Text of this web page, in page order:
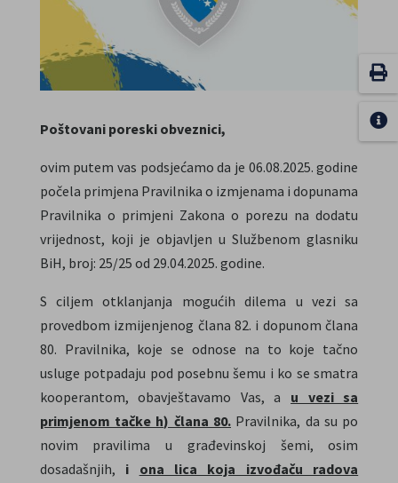
Poštovani poreski obveznici,
ovim putem vas podsjećamo da je 06.08.2025. godine
počela primjena Pravilnika o izmjenama i dopunama
Pravilnika o primjeni Zakona o porezu na dodatu
vrijednost, koji je objavljen u Službenom glasniku
BiH, broj: 25/25 od 29.04.2025. godine.
S ciljem otklanjanja mogućih dilema u vezi sa
provedbom izmijenjenog člana 82. i dopunom člana
80. Pravilnika, koje se odnose na to koje tačno
usluge potpadaju pod posebnu šemu i ko se smatra
kooperantom, obavještavamo Vas, a u vezi sa
primjenom tačke h) člana 80. Pravilnika, da su po
novim pravilima u građevinskoj šemi, osim
dosadašnjih, i ona lica koja izvođaču radova